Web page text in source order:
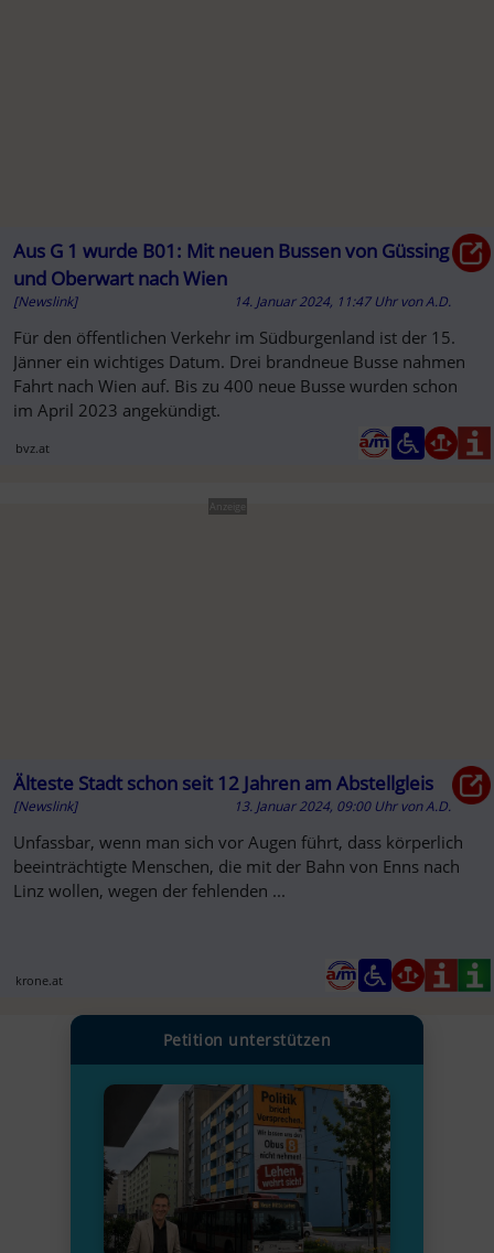
Aus G 1 wurde B01: Mit neuen Bussen von Güssing
und Oberwart nach Wien
[Newslink] 14. Januar 2024, 11:47 Uhr vonA.D.
Für den öffentlichen Verkehr im Südburgenland ist der 15.
Jänner ein wichtiges Datum. Drei brandneue Busse nahmen
Fahrt nach Wien auf. Bis zu 400 neue Busse wurden schon
im April 2023 angekündigt.
bvz.at
Anzeige
Älteste Stadt schon seit 12 Jahren am Abstellgleis
[Newslink] 13. Januar 2024, 09:00 Uhr vonA.D.
Unfassbar, wenn man sich vor Augen führt, dass körperlich
beeinträchtigte Menschen, die mit der Bahn von Enns nach
Linz wollen, wegen der fehlenden ...
krone.at
Petition unterstützen